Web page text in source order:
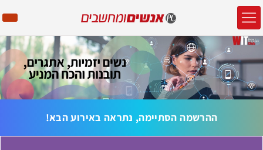
ההרשמה הסתיימה, נתראה באירוע הבא!